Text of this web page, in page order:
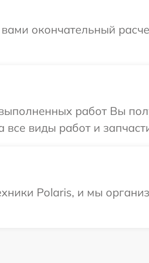
окончательный
работ Вы
виды работ и
Polaris, и мы